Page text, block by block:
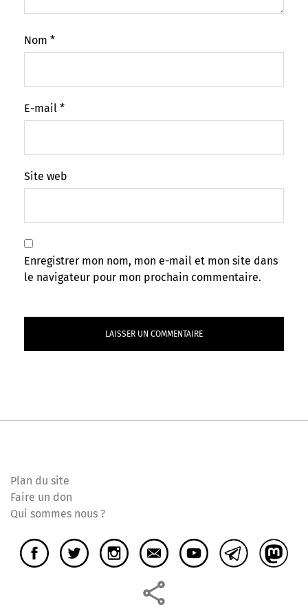
Nom *
E-mail *
Site web
Enregistrer mon nom, mon e-mail et mon site dans
le navigateur pour mon prochain commentaire.
Plan du site
Faire un don
Qui sommes nous ?